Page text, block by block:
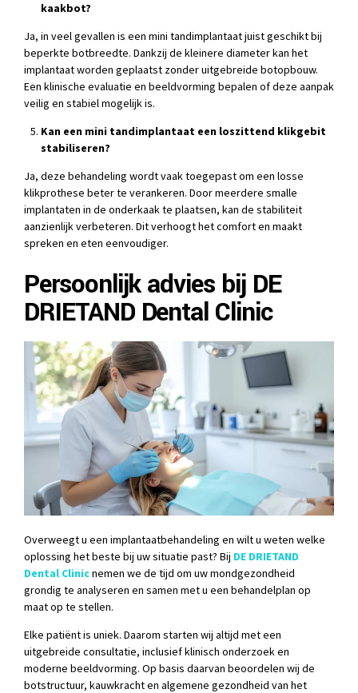
kaakbot?
Ja, in veel gevallen is een mini tandimplantaat juist geschikt bij
beperkte botbreedte. Dankzij de kleinere diameter kan het
implantaat worden geplaatst zonder uitgebreide botopbouw.
Een klinische evaluatie en beeldvorming bepalen of deze aanpak
veilig en stabiel mogelijk is.
Kan een mini tandimplantaat een loszittend klikgebit
stabiliseren?
Ja, deze behandeling wordt vaak toegepast om een losse
klikprothese beter te verankeren. Door meerdere smalle
implantaten in de onderkaak te plaatsen, kan de stabiliteit
aanzienlijk verbeteren. Dit verhoogt het comfort en maakt
spreken en eten eenvoudiger.
Persoonlijk advies bij DE
DRIETAND Dental Clinic
Overweegt u een implantaatbehandeling en wilt u weten welke
oplossing het beste bij uw situatie past? Bij DE DRIETAND
Dental Clinicnemen we de tijd om uw mondgezondheid
grondig te analyseren en samen met u een behandelplan op
maat op te stellen.
Elke patiënt is uniek. Daarom starten wij altijd met een
uitgebreide consultatie, inclusief klinisch onderzoek en
moderne beeldvorming. Op basis daarvan beoordelen wij de
botstructuur, kauwkracht en algemene gezondheid van het